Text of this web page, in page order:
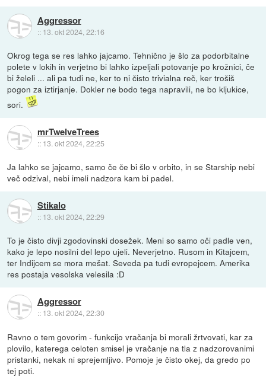
Aggressor
:: 13. okt 2024, 22:16
Okrog tega se res lahko jajcamo. Tehnično je šlo za podorbitalne
polete v lokih in verjetno bi lahko izpeljali potovanje po krožnici, če
bi želeli ... ali pa tudi ne, ker to ni čisto trivialna reč, ker trošiš
pogon za iztirjanje. Dokler ne bodo tega napravili, ne bo kljukice,
sori.
mrTwelveTrees
:: 13. okt 2024, 22:25
Ja lahko se jajcamo, samo če če bi šlo v orbito, in se Starship nebi
več odzival, nebi imeli nadzora kam bi padel.
Stikalo
:: 13. okt 2024, 22:29
To je čisto divji zgodovinski dosežek. Meni so samo oči padle ven,
kako je lepo nosilni del lepo ujeli. Neverjetno. Rusom in Kitajcem,
ter Indijcem se mora mešat. Seveda pa tudi evropejcem. Amerika
res postaja vesolska velesila :D
Aggressor
:: 13. okt 2024, 22:30
Ravno o tem govorim - funkcijo vračanja bi morali žrtvovati, kar za
plovilo, katerega celoten smisel je vračanje na tla z nadzorovanimi
pristanki, nekak ni sprejemljivo. Pomoje je čisto okej, da gredo po
tej poti.